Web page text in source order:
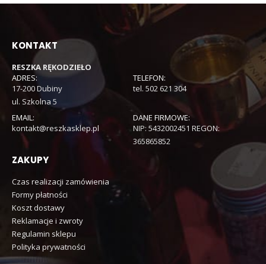
KONTAKT
RESZKA RĘKODZIEŁO
ADRES:
17-200 Dubiny
ul. Szkolna 5
TELEFON:
tel. 502 621 304
EMAIL:
kontakt@reszkasklep.pl
DANE FIRMOWE:
NIP: 5432002451 REGON:
365865852
ZAKUPY
Czas realizacji zamówienia
Formy płatności
Koszt dostawy
Reklamacje i zwroty
Regulamin sklepu
Polityka prywatności